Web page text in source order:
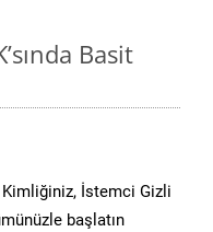
Basit
Kimliğiniz, İstemci Gizli
başlatın